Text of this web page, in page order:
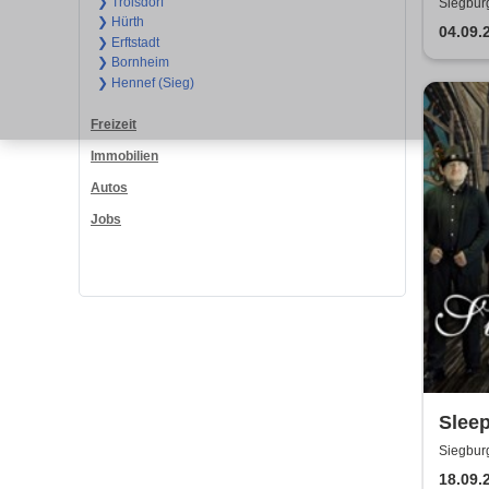
❯ Hürth
❯ Erftstadt
❯ Bornheim
❯ Hennef (Sieg)
Freizeit
Immobilien
Autos
Jobs